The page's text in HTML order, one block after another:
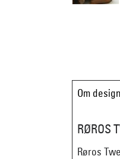
Om
RØROS
Røros